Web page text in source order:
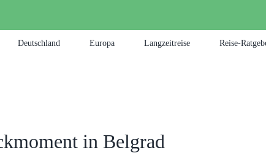
Deutschland Europa Langzeitreise Reise-
in Belgrad